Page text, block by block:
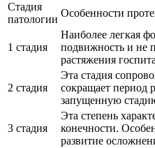
Стадия
патологии
Особенности
1 стадия
Наиболее легкая
подвижность и не
растяжения
2 стадия
Эта стадия
сокращает период
запущенную
3 стадия
Эта степень
конечности.
развитие